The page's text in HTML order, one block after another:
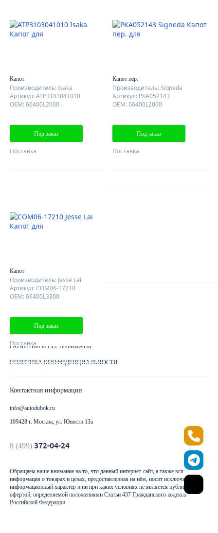
Капот
Производитель: Isaka
Артикул: ATP3103041010
OEM: 66400L2000
Под заказ
Поставка
Капот пер.
Производитель: Signeda
Артикул: PKA052143
OEM: 66400L2000
Под заказ
Поставка
Капот
Производитель: Jesse Lai
Артикул: COM06-17210
OEM: 66400L3300
Под заказ
Поставка
О КОМПАНИИ
КАРТА САЙТА
Клиентам
КАК ОПЛАТИТЬ ЗАКАЗ
ГАРАНТИИ И СЕРТИФИКАТЫ
ПОЛИТИКА КОНФИДЕНЦИАЛЬНОСТИ
Контактная информация
info@autodubok.ru
109428 г. Москва, ул. Юности 13а
8 (499) 372-04-24
Обращаем ваше внимание на то, что данный интернет-сайт, а также вся
информация о товарах и ценах, предоставленная на нём, носит исключительно
информационный характер и ни при каких условиях не является публичной
офертой, определяемой положениями Статьи 437 Гражданского кодекса
Российской Федерации.